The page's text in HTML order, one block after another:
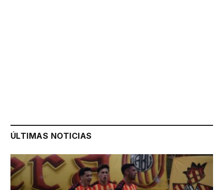
ÚLTIMAS NOTICIAS